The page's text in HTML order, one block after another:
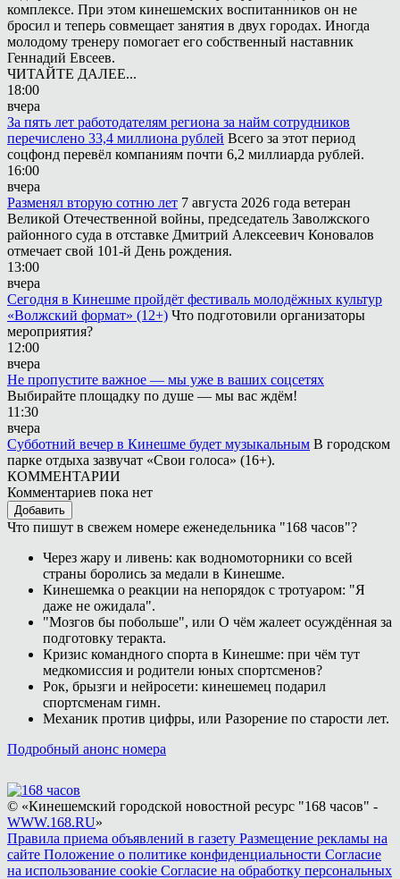
комплексе. При этом кинешемских воспитанников он не
бросил и теперь совмещает занятия в двух городах. Иногда
молодому тренеру помогает его собственный наставник
Геннадий Евсеев.
ЧИТАЙТЕ ДАЛЕЕ...
18:00
вчера
За пять лет работодателям региона за найм сотрудников
перечислено 33,4 миллиона рублей Всего за этот период
соцфонд перевёл компаниям почти 6,2 миллиарда рублей.
16:00
вчера
Разменял вторую сотню лет 7 августа 2026 года ветеран
Великой Отечественной войны, председатель Заволжского
районного суда в отставке Дмитрий Алексеевич Коновалов
отмечает свой 101-й День рождения.
13:00
вчера
Сегодня в Кинешме пройдёт фестиваль молодёжных культур
«Волжский формат» (12+) Что подготовили организаторы
мероприятия?
12:00
вчера
Не пропустите важное — мы уже в ваших соцсетях
Выбирайте площадку по душе — мы вас ждём!
11:30
вчера
Субботний вечер в Кинешме будет музыкальным В городском
парке отдыха зазвучат «Свои голоса» (16+).
КОММЕНТАРИИ
Комментариев пока нет
Добавить
Что пишут в свежем номере еженедельника "168 часов"?
Через жару и ливень: как водномоторники со всей
страны боролись за медали в Кинешме.
Кинешемка о реакции на непорядок с тротуаром: "Я
даже не ожидала".
"Мозгов бы побольше", или О чём жалеет осуждённая за
подготовку теракта.
Кризис командного спорта в Кинешме: при чём тут
медкомиссия и родители юных спортсменов?
Рок, брызги и нейросети: кинешемец подарил
спортсменам гимн.
Механик против цифры, или Разорение по старости лет.
Подробный анонс номера
© «Кинешемский городской новостной ресурс "168 часов" -
WWW.168.RU»
Правила приема объявлений в газету Размещение рекламы на
сайте Положение о политике конфиденциальности Согласие
на использование cookie Согласие на обработку персональных